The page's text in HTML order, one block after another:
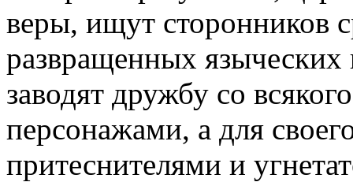
веры, ищут сторонников
развращенных языческих
заводят дружбу со
персонажами, а для
притеснителями и